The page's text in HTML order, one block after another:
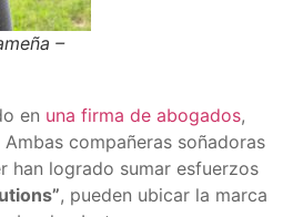
–
en una firma de abogados,
compañeras soñadoras
han logrado sumar esfuerzos
, pueden ubicar la marca